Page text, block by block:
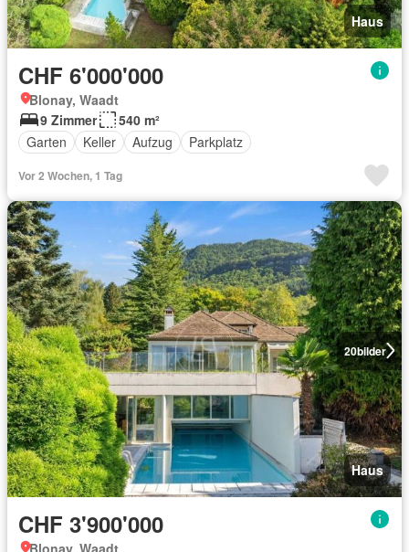
Haus
CHF 6'000'000
Blonay, Waadt
9 Zimmer
540 m²
Garten
Keller Aufzug Parkplatz
Vor 2 Wochen, 1 Tag
20bilder
Haus
CHF 3'900'000
Blonay, Waadt